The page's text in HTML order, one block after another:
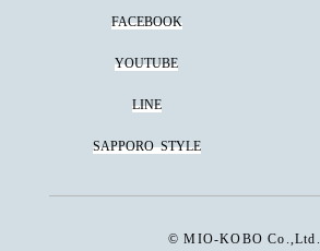
FACEBOOK
YOUTUBE
LINE
SAPPORO STYLE
© MIO-KOBO Co.,Ltd.